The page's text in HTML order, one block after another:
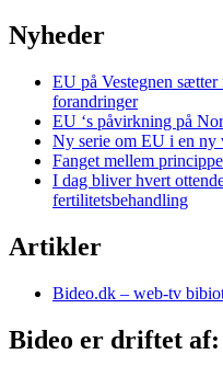
Nyheder
EU på Vestegnen
forandringer
EU ‘s påvirkning på
Ny serie om EU i en ny
Fanget mellem
I dag bliver hvert
fertilitetsbehandling
Artikler
Bideo.dk – web-tv
Bideo er driftet af: